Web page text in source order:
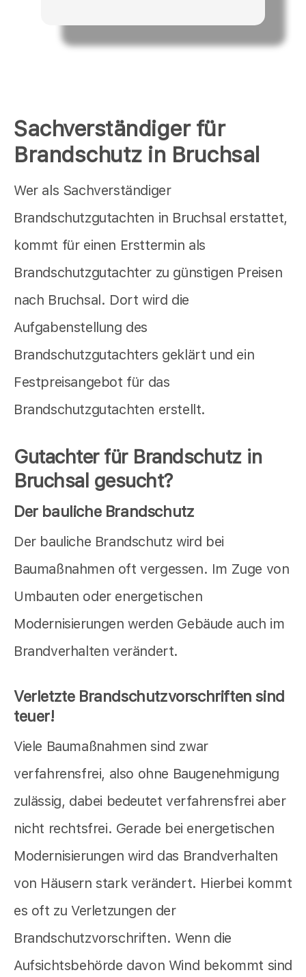
Sachverständiger für
Brandschutz in Bruchsal
Wer als Sachverständiger
Brandschutzgutachten in Bruchsal erstattet,
kommt für einen Ersttermin als
Brandschutzgutachter zu günstigen Preisen
nach Bruchsal. Dort wird die
Aufgabenstellung des
Brandschutzgutachters geklärt und ein
Festpreisangebot für das
Brandschutzgutachten erstellt.
Gutachter für Brandschutz in
Bruchsal gesucht?
Der bauliche Brandschutz
Der bauliche Brandschutz wird bei
Baumaßnahmen oft vergessen. Im Zuge von
Umbauten oder energetischen
Modernisierungen werden Gebäude auch im
Brandverhalten verändert.
Verletzte Brandschutzvorschriften sind
teuer!
Viele Baumaßnahmen sind zwar
verfahrensfrei, also ohne Baugenehmigung
zulässig, dabei bedeutet verfahrensfrei aber
nicht rechtsfrei. Gerade bei energetischen
Modernisierungen wird das Brandverhalten
von Häusern stark verändert. Hierbei kommt
es oft zu Verletzungen der
Brandschutzvorschriften. Wenn die
Aufsichtsbehörde davon Wind bekommt sind